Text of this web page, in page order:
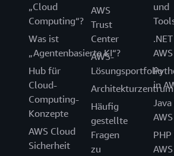
„Cloud
Computing“?
Was ist
„Agentenbasierte KI“?
Hub für
Cloud-
Computing-
Konzepte
AWS Cloud
Sicherheit
AWS
Trust
Center
AWS-
Lösungsportfolio
Architekturzentrum
Häufig
gestellte
Fragen
zu
und
AWS
in
AWS
AWS